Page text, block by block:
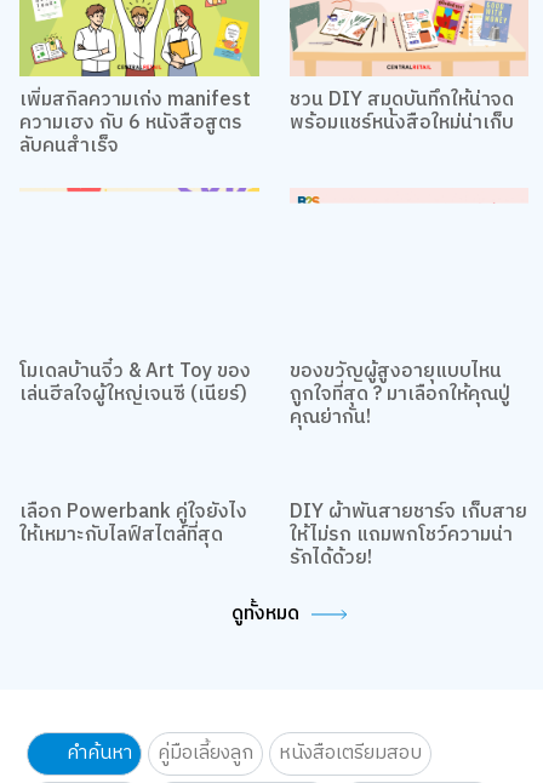
เพิ่มสกิลความเก่ง manifest
ความเฮง กับ 6 หนังสือสูตร
ลับคนสำเร็จ
ชวน DIY สมุดบันทึกให้น่าจด
โมเดลบ้านจิ๋ว & Art Toy ของ ของขวัญผู้สูงอายุแบบไหน
ถูกใจที่สุด ? มาเลือกให้คุณปู่
เลือก Powerbank คู่ใจยังไง
รักได้ด้วย!